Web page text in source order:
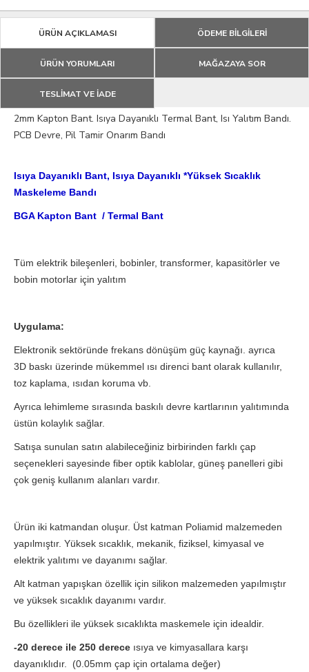
ÜRÜN AÇIKLAMASI ÖDEME BİLGİLERİ
ÜRÜN YORUMLARI MAĞAZAYA SOR
TESLİMAT VE İADE
2mm Kapton Bant. Isıya Dayanıklı Termal Bant, Isı Yalıtım Bandı.
PCB Devre, Pil Tamir Onarım Bandı
Isıya Dayanıklı Bant, Isıya Dayanıklı *Yüksek Sıcaklık
Maskeleme Bandı
BGA Kapton Bant / Termal Bant
Tüm elektrik bileşenleri, bobinler, transformer, kapasitörler ve
bobin motorlar için yalıtım
Uygulama:
Elektronik sektöründe frekans dönüşüm güç kaynağı. ayrıca
3D baskı üzerinde mükemmel ısı direnci bant olarak kullanılır,
toz kaplama, ısıdan koruma vb.
Ayrıca lehimleme sırasında baskılı devre kartlarının yalıtımında
üstün kolaylık sağlar.
Satışa sunulan satın alabileceğiniz birbirinden farklı çap
seçenekleri sayesinde fiber optik kablolar, güneş panelleri gibi
çok geniş kullanım alanları vardır.
Ürün iki katmandan oluşur. Üst katman Poliamid malzemeden
yapılmıştır. Yüksek sıcaklık, mekanik, fiziksel, kimyasal ve
elektrik yalıtımı ve dayanımı sağlar.
Alt katman yapışkan özellik için silikon malzemeden yapılmıştır
ve yüksek sıcaklık dayanımı vardır.
Bu özellikleri ile yüksek sıcaklıkta maskemele için idealdir.
-20 derece ile 250 derece ısıya ve kimyasallara karşı
dayanıklıdır. (0.05mm çap için ortalama değer)